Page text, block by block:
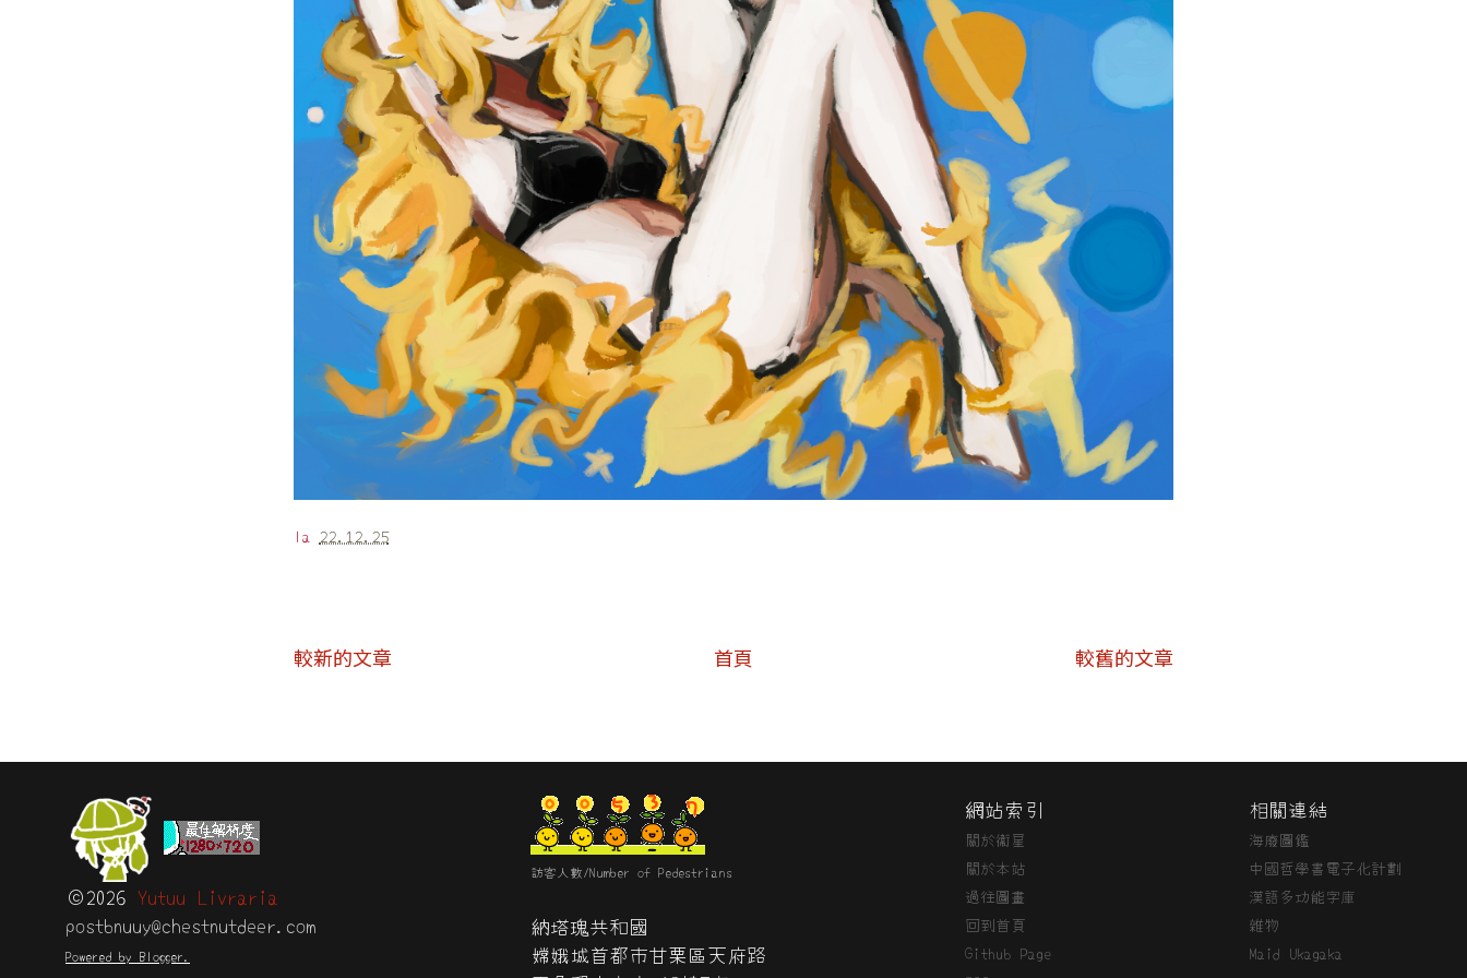
la 22.12.25
較新的文章 較舊的文章
首頁
©2026 Yutuu Livraria
postbnuuy@chestnutdeer.com
Powered by Blogger.
訪客人數/Number of Pedestrians
納塔瑰共和國
嫦娥城首都市甘栗區天府路
網站索引
關於衞星
關於本站
過往圖畫
回到首頁
Github Page
相關連結
海廢圖鑑
中國哲學書電子化計劃
漢語多功能字庫
雜物
Maid Ukagaka